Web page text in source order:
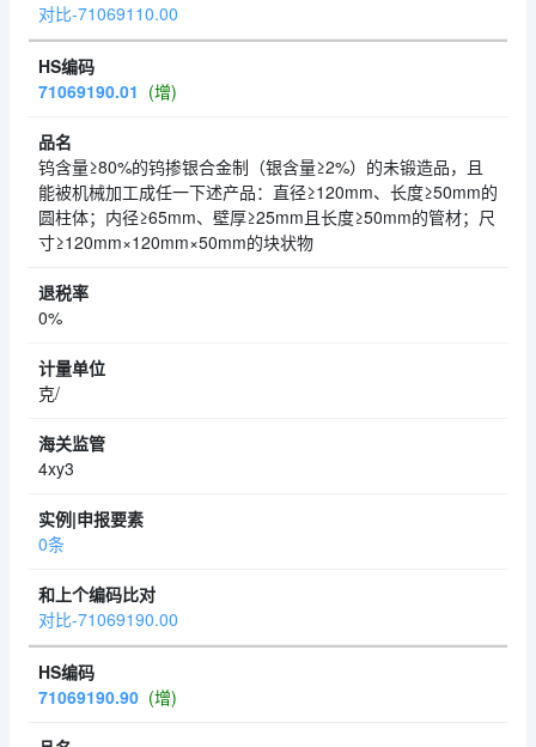
对比-71069110.00
71069190.01 (增)
钨含量≥80%的钨掺银合金制（银含量≥2%）的未锻造品，且
能被机械加工成任一下述产品：直径≥120mm、长度≥50mm的
圆柱体；内径≥65mm、壁厚≥25mm且长度≥50mm的管材；尺
寸≥120mm×120mm×50mm的块状物
0%
克/
4xy3
0条
对比-71069190.00
71069190.90 (增)